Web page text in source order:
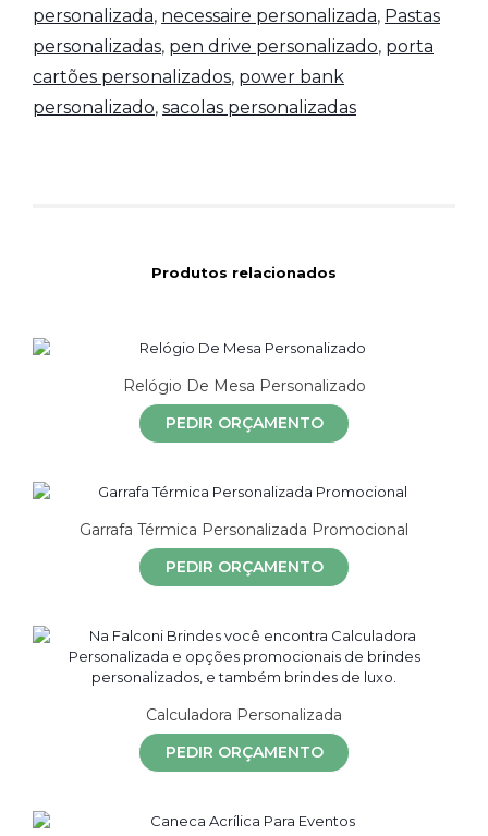
personalizada, necessaire personalizada, Pastas
personalizadas, pen drive personalizado, porta
cartões personalizados, power bank
personalizado, sacolas personalizadas
Produtos relacionados
Relógio De Mesa Personalizado
PEDIR ORÇAMENTO
Garrafa Térmica Personalizada Promocional
PEDIR ORÇAMENTO
Calculadora Personalizada
PEDIR ORÇAMENTO